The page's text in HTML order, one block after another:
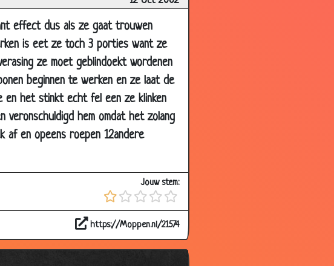
effect dus als ze gaat trouwen
is eet ze toch 3 porties want ze
ze moet geblindoekt wordenen
beginnen te werken en ze laat de
en het stinkt echt fel een ze klinken
veronschuldigd hem omdat het zolang
af en opeens roepen 12andere
Jouw stem:
https://Moppen.nl/21574
3.08
3.36
3.17
3.26
3.38
3.70
3.26
3.68
3.69